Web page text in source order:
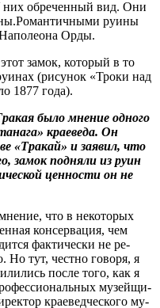
них обреченный вид. Они
руи­ны
Орды.
замок, который в то
(рисунок «Троки над
1877 года).
было мнение одного
краеведа. Он
«Тракай» и заявил, что
замок подняли из руин
ценности он не
что в некото­рых
консервация, чем
фактически не ре­
Но тут, честно говоря, я
после того, как я
музейщи­
краеведческого му­